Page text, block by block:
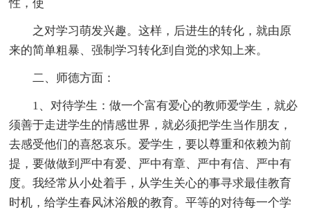
性，使
之对学习萌发兴趣。这样，后进生的转化，就由原
来的简单粗暴、强制学习转化到自觉的求知上来。
二、师德方面：
1、对待学生：做一个富有爱心的教师爱学生，就必
须善于走进学生的情感世界，就必须把学生当作朋友，
去感受他们的喜怒哀乐。爱学生，要以尊重和依赖为前
提，要做做到严中有爱、严中有章、严中有信、严中有
度。我经常从小处着手，从学生关心的事寻求最佳教育
时机，给学生春风沐浴般的教育。平等的对待每一个学